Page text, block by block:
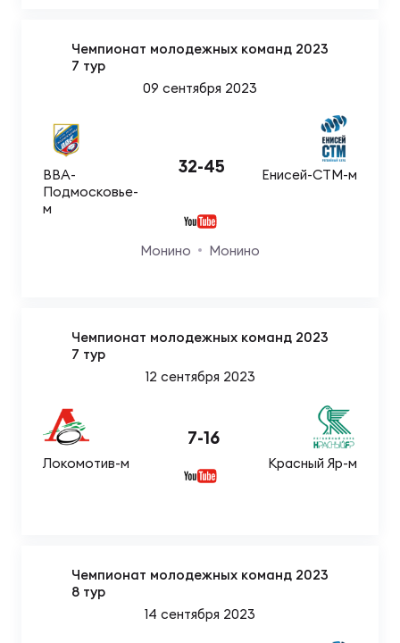
Чемпионат молодежных команд 2023
7 тур
09 сентября 2023
ВВА-
Подмосковье-
м
32-45 Енисей-СТМ-м
Монино Монино
Чемпионат молодежных команд 2023
7 тур
12 сентября 2023
Локомотив-м
7-16
Красный Яр-м
Чемпионат молодежных команд 2023
8 тур
14 сентября 2023